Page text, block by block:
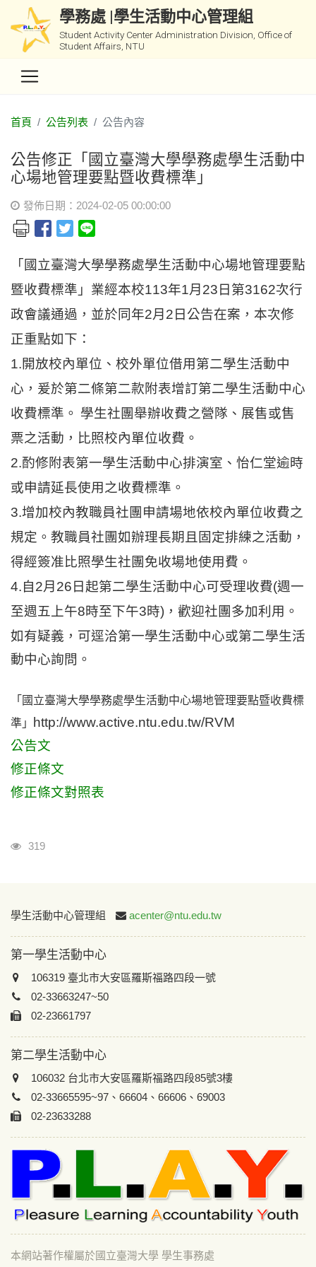
學務處 |學生活動中心管理組
Student Activity Center Administration Division, Office of
Student Affairs, NTU
首頁 公告列表 公告內容
公告修正「國立臺灣大學學務處學生活動中
心場地管理要點暨收費標準」
發佈日期：2024-02-05 00:00:00
「國立臺灣大學學務處學生活動中心場地管理要點
暨收費標準」業經本校113年1月23日第3162次行
政會議通過，並於同年2月2日公告在案，本次修
正重點如下：
1.開放校內單位、校外單位借用第二學生活動中
心，爰於第二條第二款附表增訂第二學生活動中心
收費標準。 學生社團舉辦收費之營隊、展售或售
票之活動，比照校內單位收費。
2.酌修附表第一學生活動中心排演室、怡仁堂逾時
或申請延長使用之收費標準。
3.增加校內教職員社團申請場地依校內單位收費之
規定。教職員社團如辦理長期且固定排練之活動，
得經簽准比照學生社團免收場地使用費。
4.自2月26日起第二學生活動中心可受理收費(週一
至週五上午8時至下午3時)，歡迎社團多加利用。
如有疑義，可逕洽第一學生活動中心或第二學生活
動中心詢問。
「國立臺灣大學學務處學生活動中心場地管理要點暨收費標
準」
http://www.active.ntu.edu.tw/RVM
公告文
修正條文
修正條文對照表
瀏覽人次
319
:::
學生活動中心管理組 acenter@ntu.edu.tw
第一學生活動中心
106319 臺北市大安區羅斯福路四段一號
02-33663247~50
02-23661797
第二學生活動中心
106032 台北市大安區羅斯福路四段85號3樓
02-33665595~97、66604、66606、69003
02-23633288
本網站著作權屬於國立臺灣大學 學生事務處